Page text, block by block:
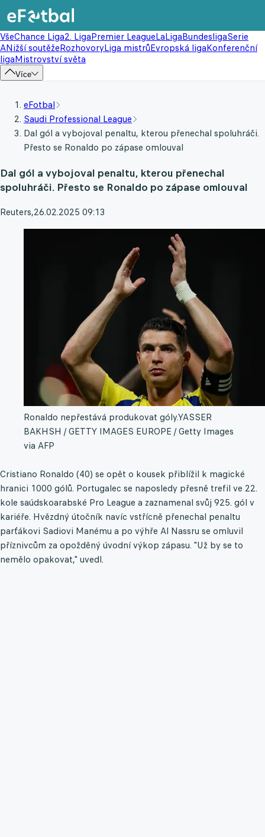
VšeChance Liga2. LigaPremier LeagueLaLigaBundesligaSerie
ANižší soutěžeRozhovoryLiga mistrůEvropská ligaKonferenční
ligaMistrovství světa
Více
eFotbal
Saudi Professional League
Dal gól a vybojoval penaltu, kterou přenechal spoluhráči.
Přesto se Ronaldo po zápase omlouval
Dal gól a vybojoval penaltu, kterou přenechal
spoluhráči. Přesto se Ronaldo po zápase omlouval
Reuters,26.02.2025 09:13
Ronaldo nepřestává produkovat góly.YASSER
BAKHSH / GETTY IMAGES EUROPE / Getty Images
via AFP
Cristiano Ronaldo (40) se opět o kousek přiblížil k magické
hranici 1000 gólů. Portugalec se naposledy přesně trefil ve 22.
kole saúdskoarabské Pro League a zaznamenal svůj 925. gól v
kariéře. Hvězdný útočník navíc vstřícně přenechal penaltu
parťákovi Sadiovi Manému a po výhře Al Nassru se omluvil
příznivcům za opožděný úvodní výkop zápasu. "Už by se to
nemělo opakovat," uvedl.